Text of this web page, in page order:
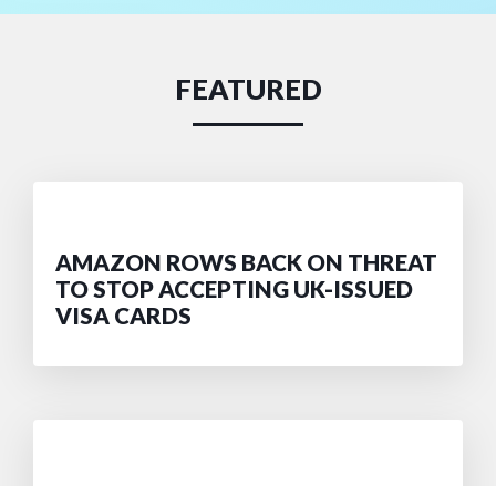
FEATURED
AMAZON ROWS BACK ON THREAT
TO STOP ACCEPTING UK-ISSUED
VISA CARDS